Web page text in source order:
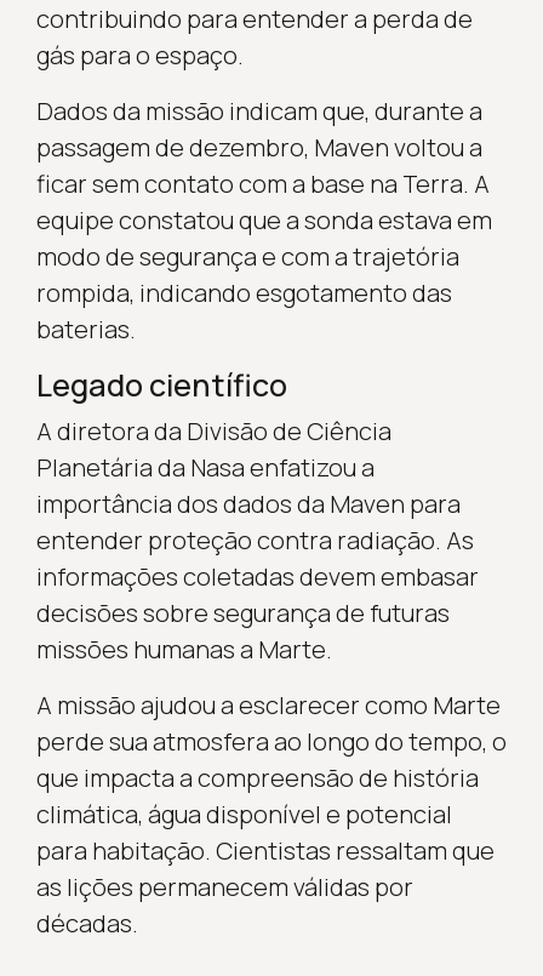
contribuindo para entender a perda de
gás para o espaço.
Dados da missão indicam que, durante a
passagem de dezembro, Maven voltou a
ficar sem contato com a base na Terra. A
equipe constatou que a sonda estava em
modo de segurança e com a trajetória
rompida, indicando esgotamento das
baterias.
Legado científico
A diretora da Divisão de Ciência
Planetária da Nasa enfatizou a
importância dos dados da Maven para
entender proteção contra radiação. As
informações coletadas devem embasar
decisões sobre segurança de futuras
missões humanas a Marte.
A missão ajudou a esclarecer como Marte
perde sua atmosfera ao longo do tempo, o
que impacta a compreensão de história
climática, água disponível e potencial
para habitação. Cientistas ressaltam que
as lições permanecem válidas por
décadas.